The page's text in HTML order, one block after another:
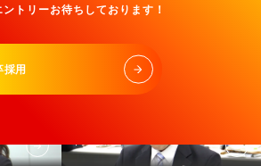
トリーお待ちしております！
採用